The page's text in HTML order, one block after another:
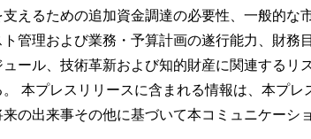
えるための追加資金調達の必要性、一般的
管理および業務・予算計画の遂行能力、財
ール、技術革新および知的財産に関連する
本プレスリリースに含まれる情報は、本プ
の出来事その他に基づいて本コミュニケー